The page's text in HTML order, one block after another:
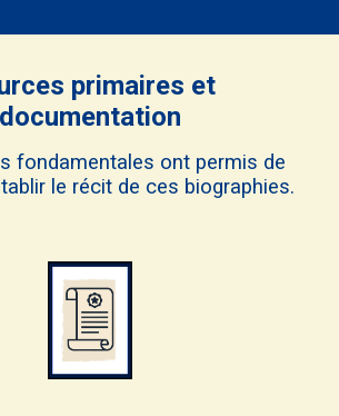
primaires et
documentation
fondamentales ont permis de
le récit de ces biographies.